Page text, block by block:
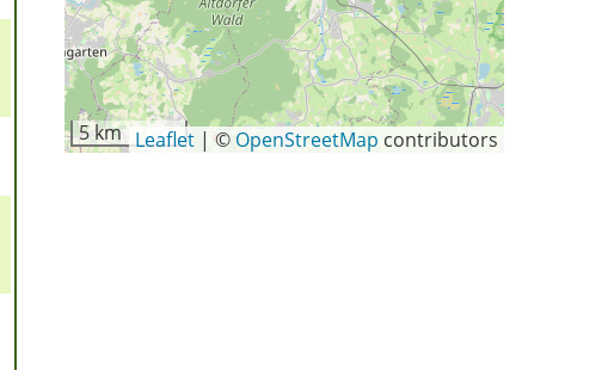
5 km Leaflet | © OpenStreetMap contributors